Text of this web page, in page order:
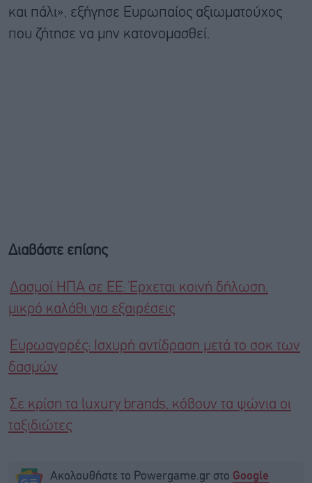
και πάλι», εξήγησε Ευρωπαίος αξιωματούχος
που ζήτησε να μην κατονομασθεί.
Διαβάστε επίσης
Δασμοί ΗΠΑ σε ΕΕ: Έρχεται κοινή δήλωση,
μικρό καλάθι για εξαιρέσεις
Ευρωαγορές: Ισχυρή αντίδραση μετά το σοκ των
δασμών
Σε κρίση τα luxury brands, κόβουν τα ψώνια οι
ταξιδιώτες
Ακολουθήστε το Powergame.gr στο Google